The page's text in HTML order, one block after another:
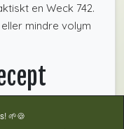
en Weck 742.
mindre volym
Herbed
. Kontrollerat
🌱🍪